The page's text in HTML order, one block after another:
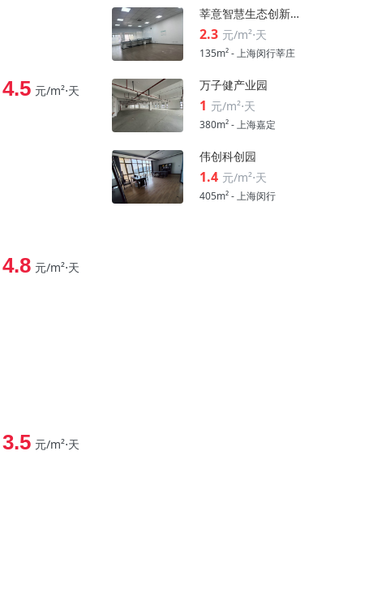
4.5 元/m²⋅天
4.8 元/m²⋅天
3.5 元/m²⋅天
莘意智慧生态创新科技园
2.3 元/m²⋅天
135m² - 上海闵行莘庄
万子健产业园
1 元/m²⋅天
380m² - 上海嘉定
伟创科创园
1.4 元/m²⋅天
405m² - 上海闵行